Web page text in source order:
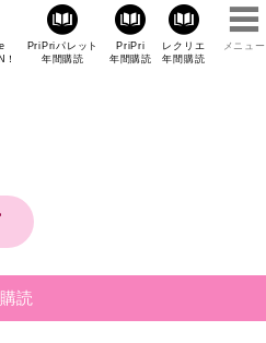
PriPriパレット
年間購読
PriPri
年間購読
レクリエ
年間購読
メニュー
読